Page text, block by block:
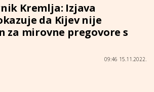
Kremlja: Izjava
da Kijev nije
za mirovne pregovore s
09:46 15.11.2022.